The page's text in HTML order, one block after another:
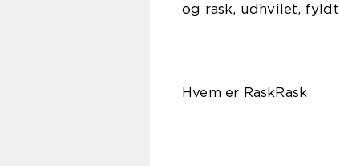
og rask, udhvilet,
Hvem er RaskRask